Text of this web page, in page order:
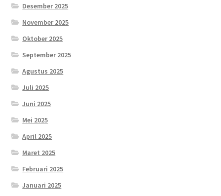
Desember 2025
November 2025
Oktober 2025
September 2025
Agustus 2025
Juli 2025
Juni 2025
Mei 2025
April 2025
Maret 2025
Februari 2025
Januari 2025